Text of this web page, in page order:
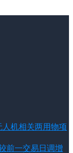
人机相关两用物项
前一交易日调增